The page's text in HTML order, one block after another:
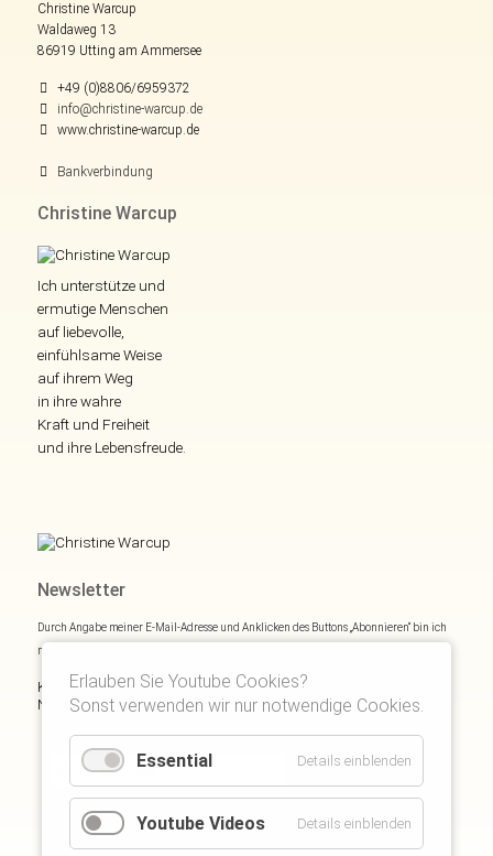
Christine Warcup
Waldaweg 13
86919 Utting am Ammersee
+49 (0)8806/6959372
info@christine-warcup.de
www.christine-warcup.de
Bankverbindung
Christine Warcup
Ich unterstütze und
ermutige Menschen
auf liebevolle,
einfühlsame Weise
auf ihrem Weg
in ihre wahre
Kraft und Freiheit
und ihre Lebensfreude.
Newsletter
Durch Angabe meiner E-Mail-Adresse und Anklicken des Buttons „Abonnieren“ bin ich
mich mit
Kostenloses E- und Audiobook & monatliche Inspirationen via
Newsletter:
Erlauben Sie Youtube Cookies?
Sonst verwenden wir nur notwendige Cookies.
Essential Details einblenden
Youtube Videos Details einblenden